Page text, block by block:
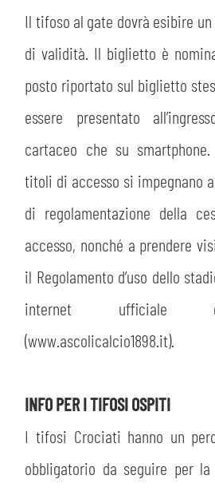
Il tifoso al gate dovrà esibire
di validità. Il biglietto è
posto riportato sul biglietto
essere presentato
cartaceo che su
titoli di accesso si impegnano
di regolamentazione della
accesso, nonché a prendere
il Regolamento d’uso dello
internet ufficiale
(www.ascolicalcio1898.it).
INFO PER I TIFOSI OSPITI
I tifosi Crociati hanno un
obbligatorio da seguire per